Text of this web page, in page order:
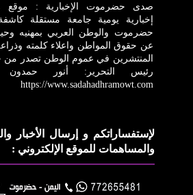
صدى حضرموت الإخبارية : موقع
إخبارية يومية جامعة مستقلة كاشفة
حضرموت والوطن العربي بمهنيه وحياد ,
عن حقوق المواطن واعلاء كلمته وذراعه
المنتشرين في عموم الوطن تصدر من
https://www.sadahadhramowt.com
لإستفساراتكم و إرسال الأخبار
والمساهمات للموقع الإلكتروني :